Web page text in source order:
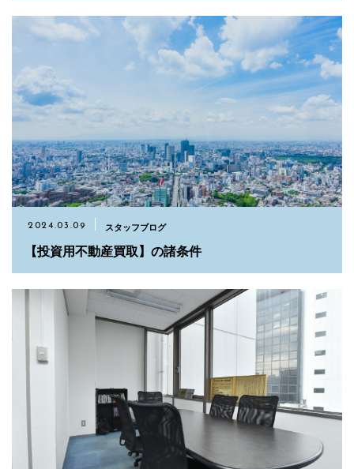
2024.03.09 スタッフブログ
【投資用不動産買取】の諸条件